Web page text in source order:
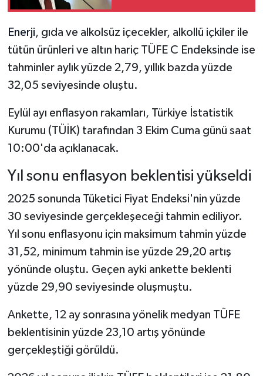
Enerji, gıda ve alkolsüz içecekler, alkollü içkiler ile
tütün ürünleri ve altın hariç TÜFE C Endeksinde ise
tahminler aylık yüzde 2,79, yıllık bazda yüzde
32,05 seviyesinde oluştu.
Eylül ayı enflasyon rakamları, Türkiye İstatistik
Kurumu (TÜİK) tarafından 3 Ekim Cuma günü saat
10:00'da açıklanacak.
Yıl sonu enflasyon beklentisi yükseldi
2025 sonunda Tüketici Fiyat Endeksi'nin yüzde
30 seviyesinde gerçekleşeceği tahmin ediliyor.
Yıl sonu enflasyonu için maksimum tahmin yüzde
31,52, minimum tahmin ise yüzde 29,20 artış
yönünde oluştu. Geçen ayki ankette beklenti
yüzde 29,90 seviyesinde oluşmuştu.
Ankette, 12 ay sonrasına yönelik medyan TÜFE
beklentisinin yüzde 23,10 artış yönünde
gerçekleştiği görüldü.